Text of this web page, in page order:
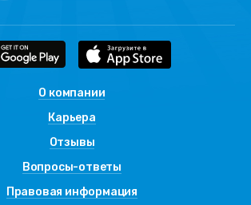
О компании
Карьера
Отзывы
Вопросы-ответы
Правовая информация